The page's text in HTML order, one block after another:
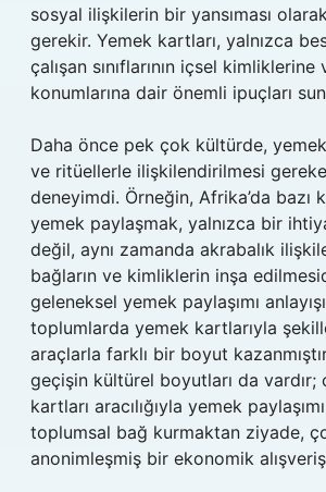
sosyal ilişkilerin bir yansıması
gerekir. Yemek kartları, yalnızca
çalışan sınıflarının içsel
konumlarına dair önemli ipuçları
Daha önce pek çok kültürde,
ve ritüellerle ilişkilendirilmesi
deneyimdi. Örneğin, Afrika’da bazı
yemek paylaşmak, yalnızca bir
değil, aynı zamanda akrabalık
bağların ve kimliklerin inşa
geleneksel yemek paylaşımı
toplumlarda yemek kartlarıyla
araçlarla farklı bir boyut
geçişin kültürel boyutları da vardır;
kartları aracılığıyla yemek
toplumsal bağ kurmaktan ziyade,
anonimleşmiş bir ekonomik